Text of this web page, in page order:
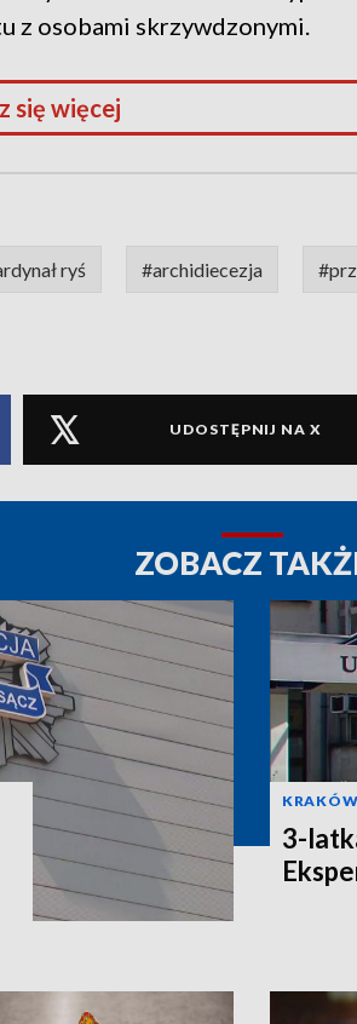
z osobami skrzywdzonymi.
się więcej
ryś #archidiecezja
UDOSTĘPNIJ NA X
ZOBACZ
KRAKÓW
3-